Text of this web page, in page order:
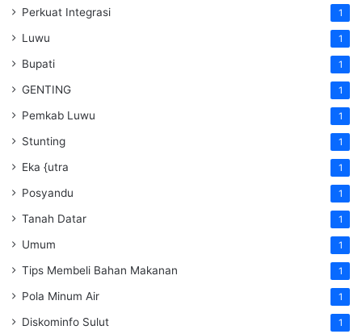
Perkuat Integrasi 1
Luwu 1
Bupati 1
GENTING 1
Pemkab Luwu 1
Stunting 1
Eka {utra 1
Posyandu 1
Tanah Datar 1
Umum 1
Tips Membeli Bahan Makanan 1
Pola Minum Air 1
Diskominfo Sulut 1